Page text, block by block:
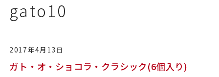
gato10
2017年4月13日
ガト・オ・ショコラ・クラシック(6個入り)